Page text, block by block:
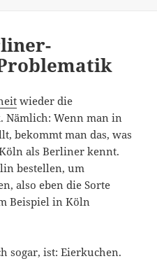
wieder die
Nämlich: Wenn man in
bekommt man das, was
als Berliner kennt.
bestellen, um
also eben die Sorte
Beispiel in Köln
sogar, ist: Eierkuchen.